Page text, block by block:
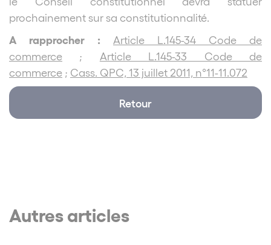
prochainement sur sa constitutionnalité.
A rapprocher : Article L.145-34 Code de
commerce ; Article L.145-33 Code de
commerce ; Cass. QPC, 13 juillet 2011, n°11-11.072
Retour
Autres articles